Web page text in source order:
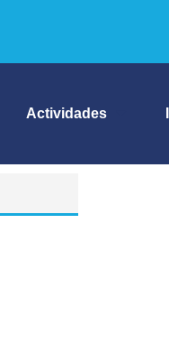
Actividades